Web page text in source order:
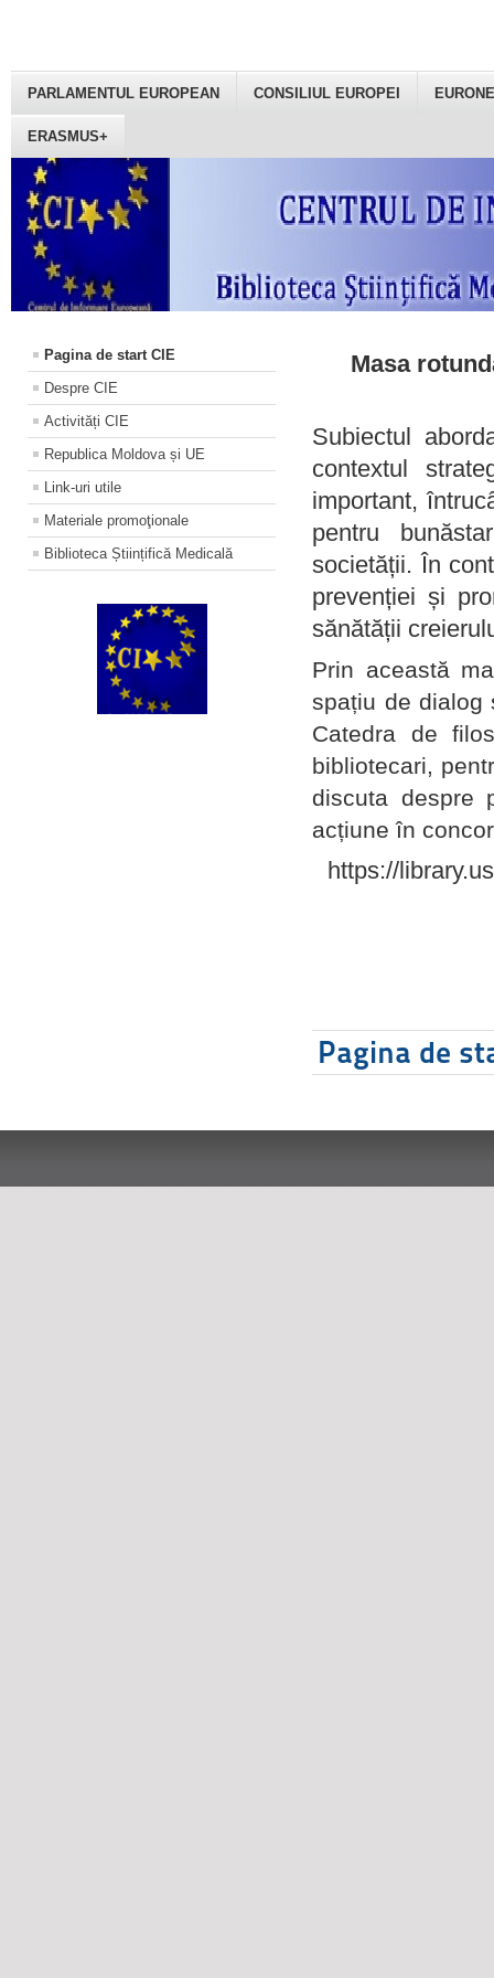
PARLAMENTUL EUROPEAN CONSILIUL EUROPEI
ERASMUS+
Pagina de start CIE
Despre CIE
Activități CIE
Republica Moldova și UE
Link-uri utile
Materiale promoţionale
Biblioteca Științifică Medicală
Masa
Subiectul
contextul
important,
pentru
societății. În
prevenției și
sănătății
Prin această
spațiu de dialog
Catedra de
bibliotecari,
discuta despre
acțiune în
https://
Pagina de